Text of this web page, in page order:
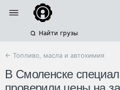
Найти грузы
← Топливо, масла и автохимия
В Смоленске